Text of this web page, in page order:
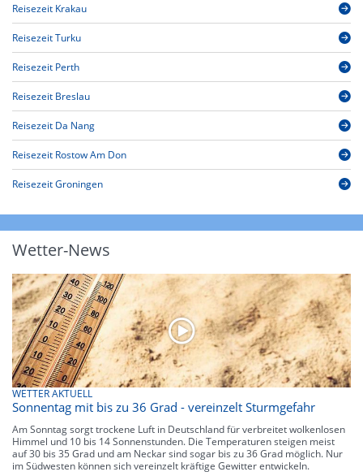
Reisezeit Krakau
Reisezeit Turku
Reisezeit Perth
Reisezeit Breslau
Reisezeit Da Nang
Reisezeit Rostow Am Don
Reisezeit Groningen
Wetter-News
WETTER AKTUELL
Sonnentag mit bis zu 36 Grad - vereinzelt Sturmgefahr
Am Sonntag sorgt trockene Luft in Deutschland für verbreitet wolkenlosen
Himmel und 10 bis 14 Sonnenstunden. Die Temperaturen steigen meist
auf 30 bis 35 Grad und am Neckar sind sogar bis zu 36 Grad möglich. Nur
im Südwesten können sich vereinzelt kräftige Gewitter entwickeln.